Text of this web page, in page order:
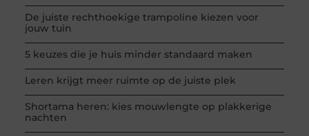
De juiste rechthoekige trampoline kiezen voor
jouw tuin
5 keuzes die je huis minder standaard maken
Leren krijgt meer ruimte op de juiste plek
Shortama heren: kies mouwlengte op plakkerige
nachten